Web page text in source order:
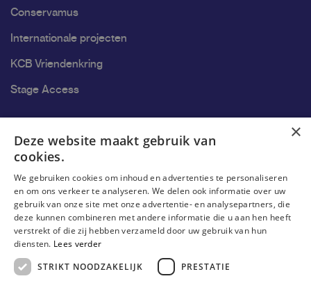
Conservamus
Internationale projecten
KCB Vriendenkring
Stage Access
Onderzoek
Onderzoeksgroepen
Onderzoekers
Onderzoeker worden
×
Deze website maakt gebruik van
cookies.
We gebruiken cookies om inhoud en advertenties te personaliseren
en om ons verkeer te analyseren. We delen ook informatie over uw
gebruik van onze site met onze advertentie- en analysepartners, die
deze kunnen combineren met andere informatie die u aan hen heeft
verstrekt of die zij hebben verzameld door uw gebruik van hun
diensten. Lees verder
STRIKT NOODZAKELIJK
PRESTATIE